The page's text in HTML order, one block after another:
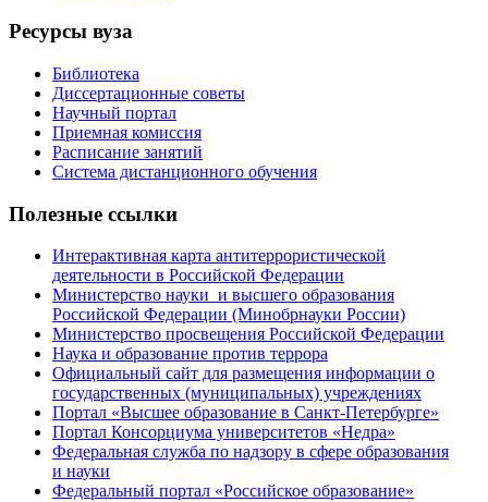
Ресурсы вуза
Библиотека
Диссертационные советы
Научный портал
Приемная комиссия
Расписание занятий
Система дистанционного обучения
Полезные ссылки
Интерактивная карта антитеррористической
деятельности в Российской Федерации
Министерство науки и высшего образования
Российской Федерации (Минобрнауки России)
Министерство просвещения Российской Федерации
Наука и образование против террора
Официальный сайт для размещения информации о
государственных (муниципальных) учреждениях
Портал «Высшее образование в Санкт-Петербурге»
Портал Консорциума университетов «Недра»
Федеральная служба по надзору в сфере образования
и науки
Федеральный портал «Российское образование»